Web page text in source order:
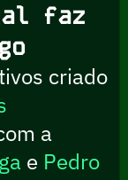
faz
criado
a
e Pedro